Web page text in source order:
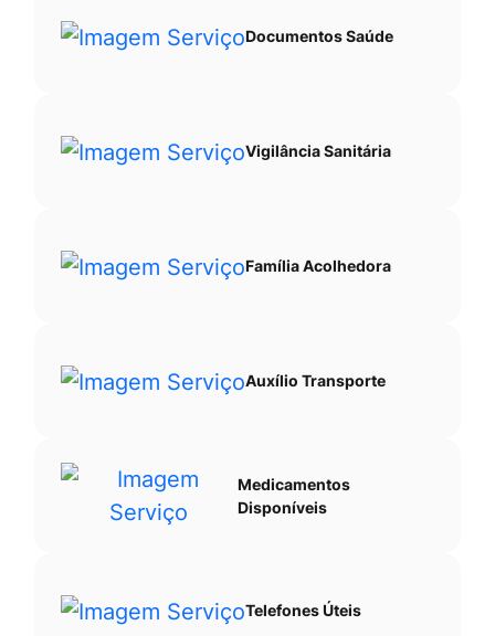
Documentos Saúde
Vigilância Sanitária
Família Acolhedora
Auxílio Transporte
Medicamentos
Disponíveis
Telefones Úteis